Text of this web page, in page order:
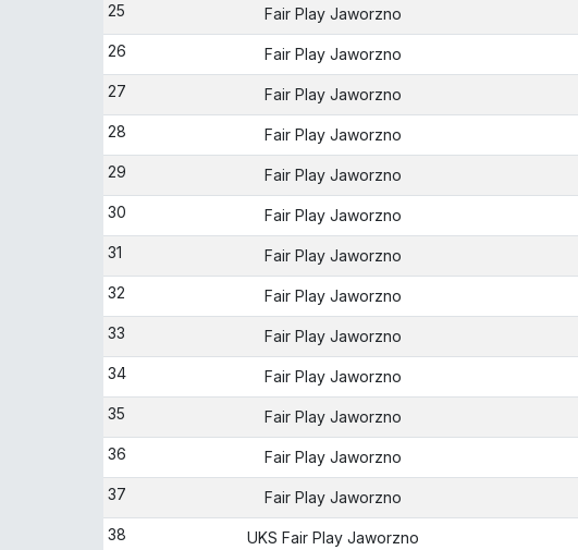
25
Fair Play Jaworzno
26
Fair Play Jaworzno
27
Fair Play Jaworzno
28
Fair Play Jaworzno
29
Fair Play Jaworzno
30
Fair Play Jaworzno
31
Fair Play Jaworzno
32
Fair Play Jaworzno
33
Fair Play Jaworzno
34
Fair Play Jaworzno
35
Fair Play Jaworzno
36
Fair Play Jaworzno
37
Fair Play Jaworzno
38
UKS Fair Play Jaworzno